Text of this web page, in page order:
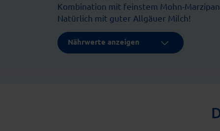
Kombination mit feinstem Mohn-Marzipan.
Natürlich mit guter Allgäuer Milch!
Nährwerte anzeigen